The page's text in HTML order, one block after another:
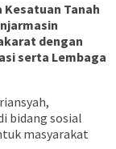
Kesatuan Tanah
dengan
serta Lembaga
bidang sosial
masyarakat